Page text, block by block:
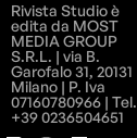
Rivista Studio è
edita da MOST
MEDIA GROUP
S.R.L. | via B.
Garofalo 31, 20131
Milano | P. Iva
07160780966 | Tel.
+39 0236504651